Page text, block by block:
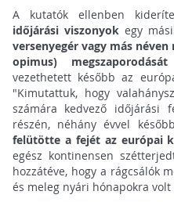
A kutatók ellenben
időjárási viszonyokegy
versenyegér vagy más
opimus)
vezethetett később az
"Kimutattuk, hogy
számára kedvező időjárási
részén, néhány évvel
felütötte a fejét az európai
egész kontinensen
hozzátéve, hogy a rágcsálók
és meleg nyári hónapokra volt